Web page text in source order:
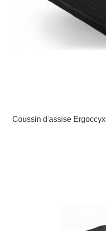
Coussin d'assise Ergoccyx